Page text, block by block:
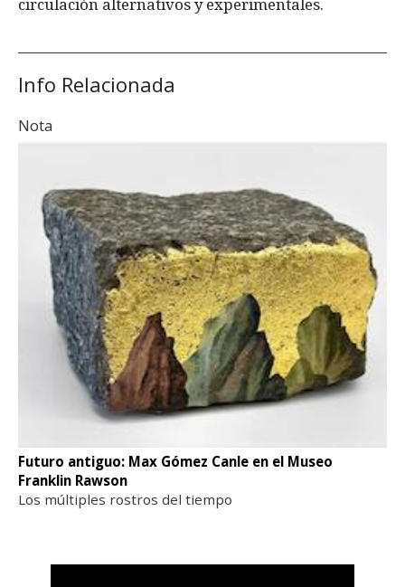
circulación alternativos y experimentales.
Info Relacionada
Nota
Futuro antiguo: Max Gómez Canle en el Museo
Franklin Rawson
Los múltiples rostros del tiempo